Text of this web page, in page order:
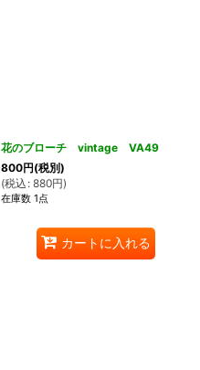
花のブローチ vintage VA49
800円(税別)
(税込 : 880円)
在庫数 1点
カートに入れる